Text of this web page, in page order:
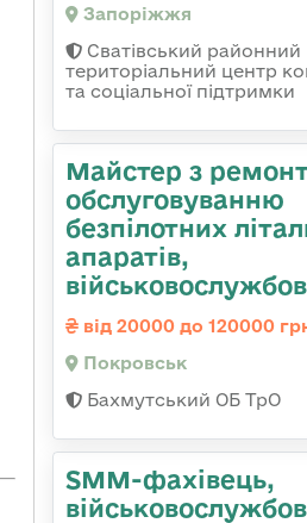
Запоріжжя
Сватівський районний
територіальний центр
та соціальної підтримки
Майстер з
обслуговуванню
безпілотних
апаратів,
від 20000 до 120000
Покровськ
Бахмутський ОБ ТрО
SMM-фахівець,